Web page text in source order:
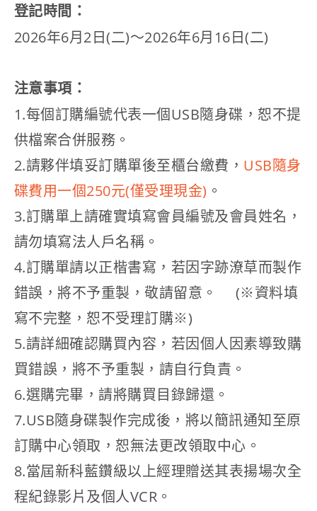
登記時間：
2026年6月2日(二)～2026年6月16日(二)
注意事項：
1.每個訂購編號代表一個USB隨身碟，恕不提
供檔案合併服務。
2.請夥伴填妥訂購單後至櫃台繳費， USB隨身
碟費用一個250元(僅受理現金) 。
3.訂購單上請確實填寫會員編號及會員姓名，
請勿填寫法人戶名稱。
4.訂購單請以正楷書寫，若因字跡潦草而製作
錯誤，將不予重製，敬請留意。 (※資料填
寫不完整，恕不受理訂購※)
5.請詳細確認購買內容，若因個人因素導致購
買錯誤，將不予重製，請自行負責。
6.選購完畢，請將購買目錄歸還。
7.USB隨身碟製作完成後，將以簡訊通知至原
訂購中心領取，恕無法更改領取中心。
8.當屆新科藍鑽級以上經理贈送其表揚場次全
程紀錄影片及個人VCR。